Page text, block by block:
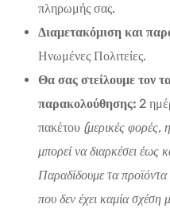
πληρωμής σας.
Διαμετακόμιση και
Ηνωμένες Πολιτείες.
Θα σας στείλουμε τον
παρακολούθησης: 2
πακέτου (μερικές φορές,
μπορεί να διαρκέσει έως
Παραδίδουμε τα προϊόντα
που δεν έχει καμία σχέση